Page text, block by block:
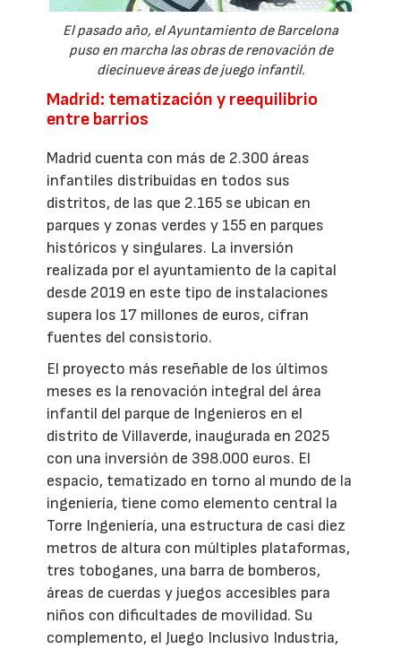
El pasado año, el Ayuntamiento de Barcelona
puso en marcha las obras de renovación de
diecinueve áreas de juego infantil.
Madrid: tematización y reequilibrio
entre barrios
Madrid cuenta con más de 2.300 áreas
infantiles distribuidas en todos sus
distritos, de las que 2.165 se ubican en
parques y zonas verdes y 155 en parques
históricos y singulares. La inversión
realizada por el ayuntamiento de la capital
desde 2019 en este tipo de instalaciones
supera los 17 millones de euros, cifran
fuentes del consistorio.
El proyecto más reseñable de los últimos
meses es la renovación integral del área
infantil del parque de Ingenieros en el
distrito de Villaverde, inaugurada en 2025
con una inversión de 398.000 euros. El
espacio, tematizado en torno al mundo de la
ingeniería, tiene como elemento central la
Torre Ingeniería, una estructura de casi diez
metros de altura con múltiples plataformas,
tres toboganes, una barra de bomberos,
áreas de cuerdas y juegos accesibles para
niños con dificultades de movilidad. Su
complemento, el Juego Inclusivo Industria,